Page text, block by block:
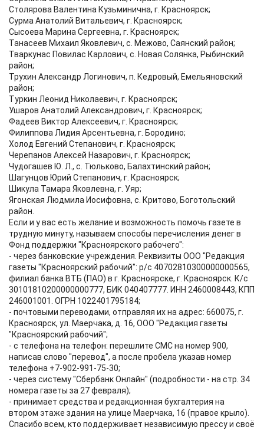
Столярова Валентина Кузьминична, г. Красноярск;
Сурма Анатолий Витальевич, г. Красноярск;
Сысоева Марина Сергеевна, г. Красноярск;
Танасеев Михаил Яковлевич, с. Межово, Саянский район;
Тваркунас Повилас Карлович, с. Новая Солянка, Рыбинский
район;
Трухин Александр Логинович, п. Кедровый, Емельяновский
район;
Туркин Леонид Николаевич, г. Красноярск;
Ушаров Анатолий Александрович, г. Красноярск;
Фадеев Виктор Алексеевич, г. Красноярск;
Филиппова Лидия Арсентьевна, г. Бородино;
Холод Евгений Степанович, г. Красноярск;
Черепанов Алексей Назарович, г. Красноярск;
Чудогашев Ю. Л., с. Тюльково, Балахтинский район;
Шагунцов Юрий Степанович, г. Красноярск;
Шикула Тамара Яковлевна, г. Уяр;
Ягонская Людмила Иосифовна, с. Критово, Боготольский
район.
Если и у вас есть желание и возможность помочь газете в
трудную минуту, называем способы перечисления денег в
Фонд поддержки "Красноярского рабочего":
- через банковские учреждения. Реквизиты ООО "Редакция
газеты "Красноярский рабочий": р/с 40702810300000000565,
филиал банка ВТБ (ПАО) в г. Красноярске, г. Красноярск. К/с
30101810200000000777, БИК 040407777. ИНН 2460008443, КПП
246001001. ОГРН 1022401795184;
- почтовыми переводами, отправляя их на адрес: 660075, г.
Красноярск, ул. Маерчака, д. 16, ООО "Редакция газеты
"Красноярский рабочий";
- с телефона на телефон: перешлите СМС на номер 900,
написав слово "перевод", а после пробела указав номер
телефона +7-902-991-75-30;
- через систему "Сбербанк Онлайн" (подробности - на стр. 34
номера газеты за 27 февраля);
- принимает средства и редакционная бухгалтерия на
втором этаже здания на улице Маерчака, 16 (правое крыло).
Спасибо всем, кто поддерживает независимую прессу и своё